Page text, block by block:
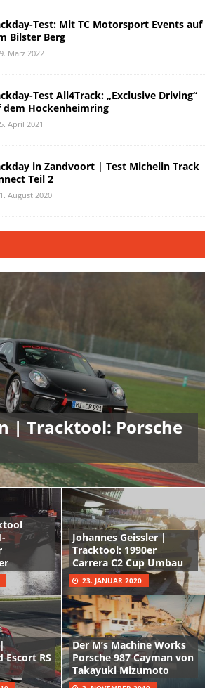
Test: Mit TC Motorsport Events auf
Bilster Berg
März 2022
Test All4Track: „Exclusive Driving“
dem Hockenheimring
April 2021
in Zandvoort | Test Michelin Track
Teil 2
August 2020
| Tracktool: Porsche
Johannes Geissler |
Tracktool: 1990er
Carrera C2 Cup Umbau
23. JANUAR 2020
RS
Der M’s Machine Works
Porsche 987 Cayman von
Takayuki Mizumoto